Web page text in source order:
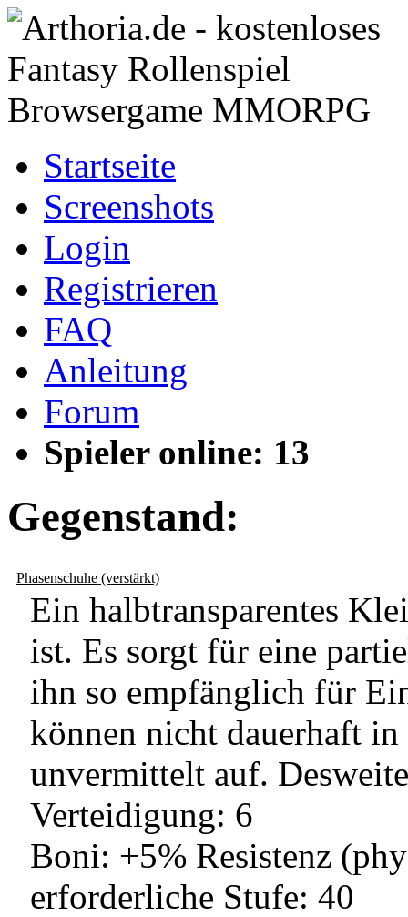
Startseite
Screenshots
Login
Registrieren
FAQ
Anleitung
Forum
Spieler online: 13
Gegenstand:
Phasenschuhe (verstärkt)
Ein halbtransparentes
ist. Es sorgt für eine
ihn so empfänglich für
können nicht dauerhaft
unvermittelt auf.
Verteidigung: 6
Boni: +5% Resistenz
erforderliche Stufe: 40